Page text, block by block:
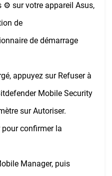
⚙︎ sur votre appareil Asus,
de
de démarrage
appuyez sur Refuser à
Mobile Security
sur Autoriser.
confirmer la
Manager, puis